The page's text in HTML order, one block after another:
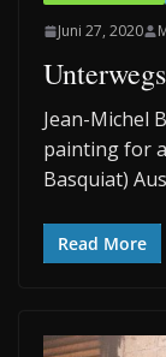
Juni 27, 2020
Jean-Michel
painting for
Basquiat)
Read More